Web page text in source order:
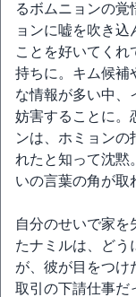
るボムニョンの覚
ョンに嘘を吹き
ことを好いてくれ
持ちに。キム候補
な情報が多い中、
妨害することに。
ンは、ホミョンの
れたと知って沈黙
いの言葉の角が取
自分のせいで家を
たナミルは、どう
が、彼が目をつけ
取引の下請仕事だ